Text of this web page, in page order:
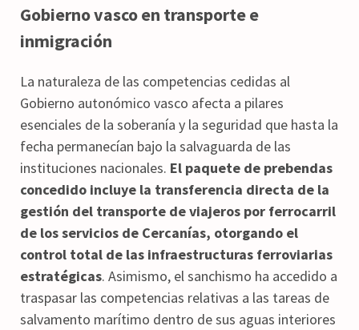
Gobierno vasco en transporte e
inmigración
La naturaleza de las competencias cedidas al
Gobierno autonómico vasco afecta a pilares
esenciales de la soberanía y la seguridad que hasta la
fecha permanecían bajo la salvaguarda de las
instituciones nacionales. El paquete de prebendas
concedido incluye la transferencia directa de la
gestión del transporte de viajeros por ferrocarril
de los servicios de Cercanías, otorgando el
control total de las infraestructuras ferroviarias
estratégicas. Asimismo, el sanchismo ha accedido a
traspasar las competencias relativas a las tareas de
salvamento marítimo dentro de sus aguas interiores